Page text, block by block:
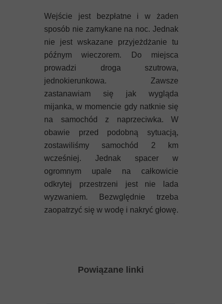
Wejście jest bezpłatne i w żaden
sposób nie zamykane na noc. Jednak
nie jest wskazane przyjeżdżanie tu
późnym wieczorem. Do miejsca
prowadzi droga szutrowa,
jednokierunkowa. Zawsze
zastanawiam się jak wygląda
mijanka, w momencie gdy natknie się
na samochód z naprzeciwka. W
obawie przed podobną sytuacją,
zostawiliśmy samochód 2 km
wcześniej. Jednak spacer w
ogromnym upale na całkowicie
odkrytej przestrzeni jest nie lada
wyzwaniem. Bezwględnie trzeba
zaopatrzyć się w wodę i nakryć głowę.
Powiązane linki